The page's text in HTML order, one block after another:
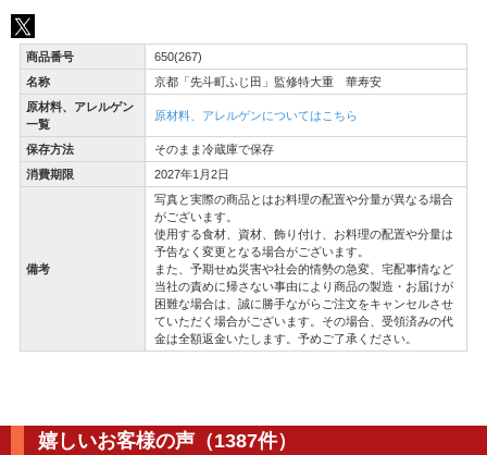
商品番号
650(267)
名称
京都「先斗町ふじ田」監修特大重 華寿安
原材料、アレルゲン
一覧
原材料、アレルゲンについてはこちら
保存方法
そのまま冷蔵庫で保存
消費期限
2027年1月2日
備考
写真と実際の商品とはお料理の配置や分量が異なる場合
がございます。
使用する食材、資材、飾り付け、お料理の配置や分量は
予告なく変更となる場合がございます。
また、予期せぬ災害や社会的情勢の急変、宅配事情など
当社の責めに帰さない事由により商品の製造・お届けが
困難な場合は、誠に勝手ながらご注文をキャンセルさせ
ていただく場合がございます。その場合、受領済みの代
金は全額返金いたします。予めご了承ください。
嬉しいお客様の声（1387件）